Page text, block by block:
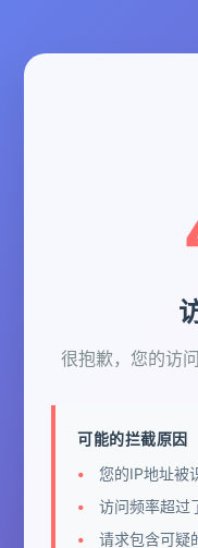
很抱歉，您的访
可能的拦截原因
您的IP地址被
访问频率超过
请求包含可疑